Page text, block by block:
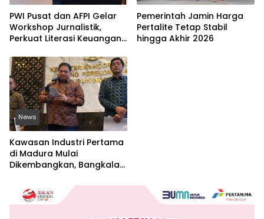
PWI Pusat dan AFPI Gelar
Workshop Jurnalistik,
Perkuat Literasi Keuangan
Ilegal
Pemerintah Jamin Harga
Pertalite Tetap Stabil
hingga Akhir 2026
News
Kawasan Industri Pertama
di Madura Mulai
Dikembangkan, Bangkalan